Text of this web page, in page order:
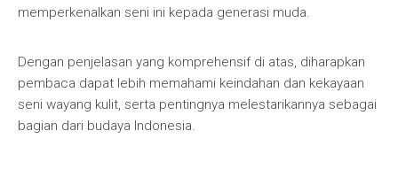
memperkenalkan seni ini kepada generasi muda.
Dengan penjelasan yang komprehensif di atas, diharapkan
pembaca dapat lebih memahami keindahan dan kekayaan
seni wayang kulit, serta pentingnya melestarikannya sebagai
bagian dari budaya Indonesia.